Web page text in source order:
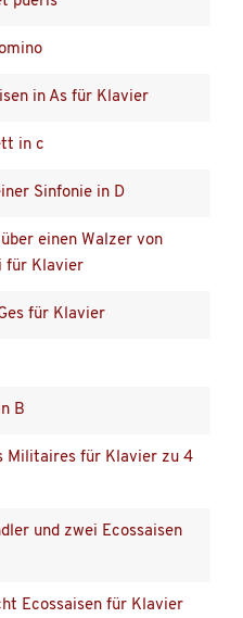
in As für Klavier
in c
Sinfonie in D
einen Walzer von
für Klavier
für Klavier
B
Militaires für Klavier zu 4
und zwei Ecossaisen
Ecossaisen für Klavier